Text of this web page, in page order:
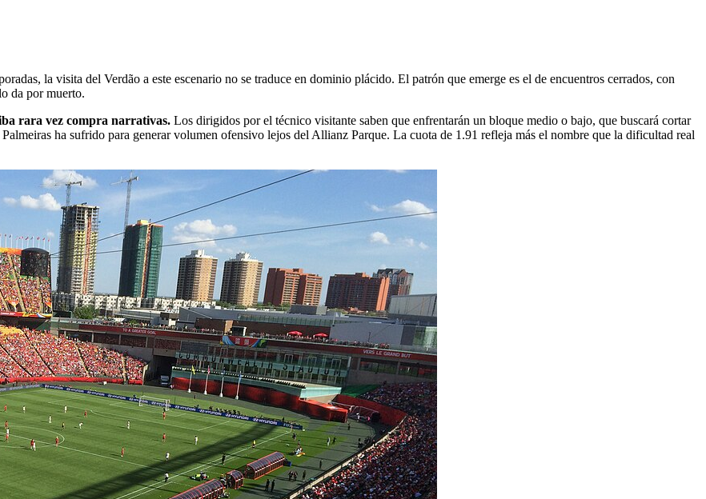
la visita del Verdão a este escenario no se traduce en dominio plácido. El patrón que emerge es el de encuentros cerrados, con
da por muerto.
rara vez compra narrativas. Los dirigidos por el técnico visitante saben que enfrentarán un bloque medio o bajo, que buscará cortar
ha sufrido para generar volumen ofensivo lejos del Allianz Parque. La cuota de 1.91 refleja más el nombre que la dificultad real